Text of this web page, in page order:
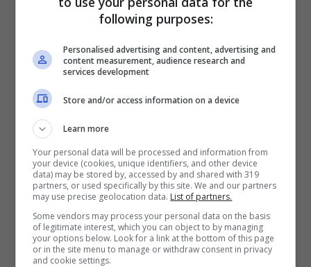
è ancora finita
In questi ultimi mesi estivi il
dovuto, volente o nolente, mettere in
vendita il bomber principale del suo terzo
Scudetto.Victor Osimhen, pronto a fare le
valigie e non proprio tra i preferiti del
nuovo cicloConte, sembrava pronto a
salutare e dirigersi in nuovi lidi. Ma a inizio
following purposes:
Personalised advertising and content, advertising and
content measurement, audience research and
services development
Store and/or access information on a device
Learn more
Your personal data will be processed and information from
your device (cookies, unique identifiers, and other device
data) may be stored by, accessed by and shared with 319
partners, or used specifically by this site. We and our partners
may use precise geolocation data. List of partners.
Some vendors may process your personal data on the basis
of legitimate interest, which you can object to by managing
your options below. Look for a link at the bottom of this page
or in the site menu to manage or withdraw consent in privacy
and cookie settings.